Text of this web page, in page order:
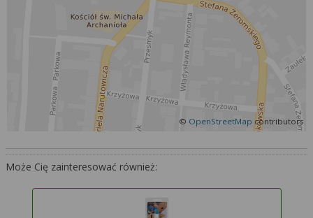
© OpenStreetMap contributors
Może Cię zainteresować również:
Więcej informacji na temat wykorzystywania
narzędzi zewnętrznych w naszym serwisie
Regulaminie Serwisu